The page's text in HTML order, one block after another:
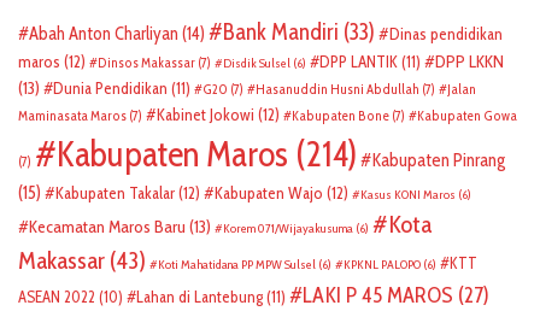
Abah Anton Charliyan (14) Bank Mandiri (33)
Dinas pendidikan
maros (12) Dinsos Makassar (7) Disdik Sulsel (6) DPP LANTIK(11)
DPP LKKN
(13)
Dunia Pendidikan (11) G20 (7) Hasanuddin Husni Abdullah (7)
Jalan
Maminasata Maros (7) Kabinet Jokowi (12) Kabupaten Bone (7) Kabupaten Gowa
(7) Kabupaten Maros (214)
Kabupaten Pinrang
(15)
Kabupaten Takalar(12) Kabupaten Wajo (12) Kasus KONI Maros (6)
Kecamatan Maros Baru (13) Korem 071/Wijayakusuma (6)
Kota
Makassar (43) Koti Mahatidana PP MPW Sulsel (6) KPKNL PALOPO (6)
KTT
ASEAN 2022 (10) Lahan di Lantebung(11) LAKI P 45 MAROS (27)